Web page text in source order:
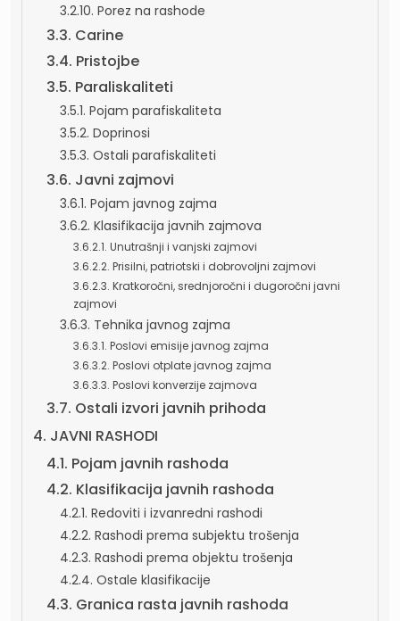
3.2.10. Porez na rashode
3.3. Carine
3.4. Pristojbe
3.5. Paraliskaliteti
3.5.1. Pojam parafiskaliteta
3.5.2. Doprinosi
3.5.3. Ostali parafiskaliteti
3.6. Javni zajmovi
3.6.1. Pojam javnog zajma
3.6.2. Klasifikacija javnih zajmova
3.6.2.1. Unutrašnji i vanjski zajmovi
3.6.2.2. Prisilni, patriotski i dobrovoljni zajmovi
3.6.2.3. Kratkoročni, srednjoročni i dugoročni javni
zajmovi
3.6.3. Tehnika javnog zajma
3.6.3.1. Poslovi emisije javnog zajma
3.6.3.2. Poslovi otplate javnog zajma
3.6.3.3. Poslovi konverzije zajmova
3.7. Ostali izvori javnih prihoda
4. JAVNI RASHODI
4.1. Pojam javnih rashoda
4.2. Klasifikacija javnih rashoda
4.2.1. Redoviti i izvanredni rashodi
4.2.2. Rashodi prema subjektu trošenja
4.2.3. Rashodi prema objektu trošenja
4.2.4. Ostale klasifikacije
4.3. Granica rasta javnih rashoda